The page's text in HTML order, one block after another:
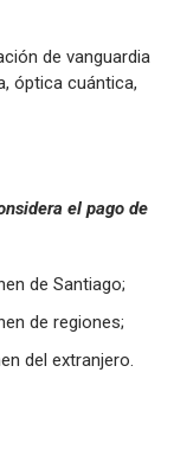
de vanguardia
óptica cuántica,
el pago de
de Santiago;
de regiones;
del extranjero.